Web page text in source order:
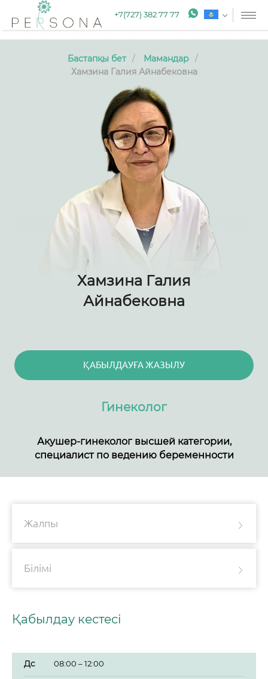
+7(727) 382 77 77
Бастапқы бет
Мамандар
Хамзина Галия Айнабековна
Хамзина Галия
Айнабековна
ҚАБЫЛДАУҒА ЖАЗЫЛУ
Гинеколог
Акушер-гинеколог высшей категории,
специалист по ведению беременности
Жалпы
Білімі
Қабылдау кестесі
Дc 08:00 – 12:00